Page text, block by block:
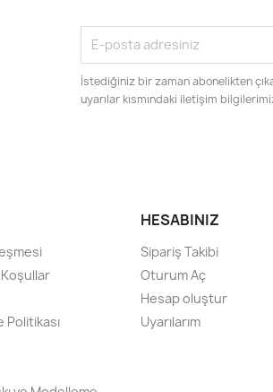
İstediğiniz bir zaman abonelikten
uyarılar kısmındaki iletişim
Koşullar
Politikası
HESABINIZ
Sipariş Takibi
Oturum Aç
Hesap oluştur
Uyarılarım